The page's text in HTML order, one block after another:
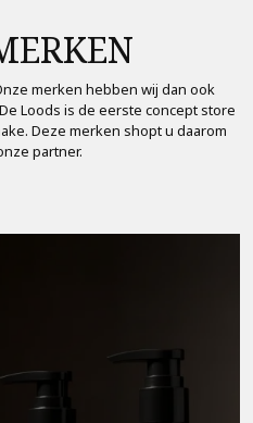
merken hebben wij dan ook
Loods is de eerste concept store
Deze merken shopt u daarom
partner.